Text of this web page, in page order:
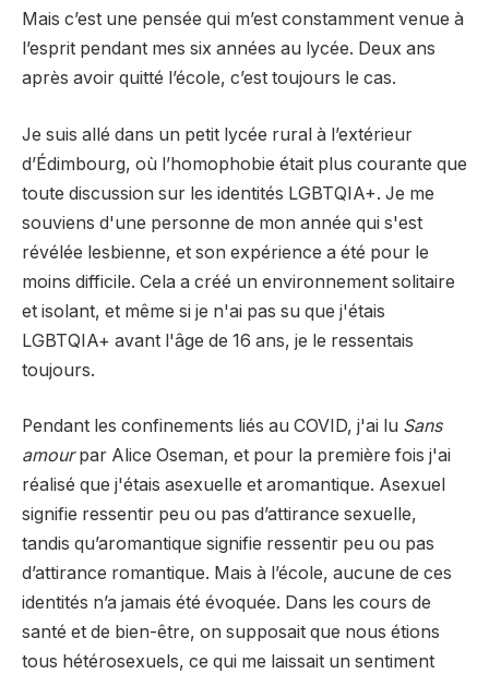
Mais c’est une pensée qui m’est constamment venue à
l’esprit pendant mes six années au lycée. Deux ans
après avoir quitté l’école, c’est toujours le cas.
Je suis allé dans un petit lycée rural à l’extérieur
d’Édimbourg, où l’homophobie était plus courante que
toute discussion sur les identités LGBTQIA+. Je me
souviens d'une personne de mon année qui s'est
révélée lesbienne, et son expérience a été pour le
moins difficile. Cela a créé un environnement solitaire
et isolant, et même si je n'ai pas su que j'étais
LGBTQIA+ avant l'âge de 16 ans, je le ressentais
toujours.
Pendant les confinements liés au COVID, j'ai lu Sans
amourpar Alice Oseman, et pour la première fois j'ai
réalisé que j'étais asexuelle et aromantique. Asexuel
signifie ressentir peu ou pas d’attirance sexuelle,
tandis qu’aromantique signifie ressentir peu ou pas
d’attirance romantique. Mais à l’école, aucune de ces
identités n’a jamais été évoquée. Dans les cours de
santé et de bien-être, on supposait que nous étions
tous hétérosexuels, ce qui me laissait un sentiment